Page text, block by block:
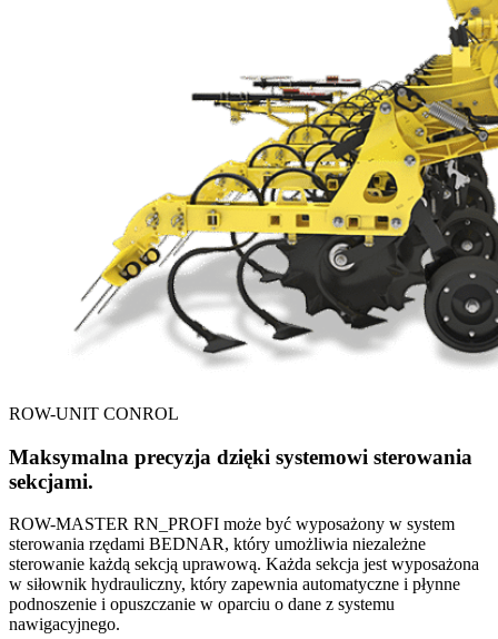
ROW-UNIT CONROL
Maksymalna precyzja dzięki systemowi sterowania
sekcjami.
ROW-MASTER RN_PROFI może być wyposażony w system
sterowania rzędami BEDNAR, który umożliwia niezależne
sterowanie każdą sekcją uprawową. Każda sekcja jest wyposażona
w siłownik hydrauliczny, który zapewnia automatyczne i płynne
podnoszenie i opuszczanie w oparciu o dane z systemu
nawigacyjnego.